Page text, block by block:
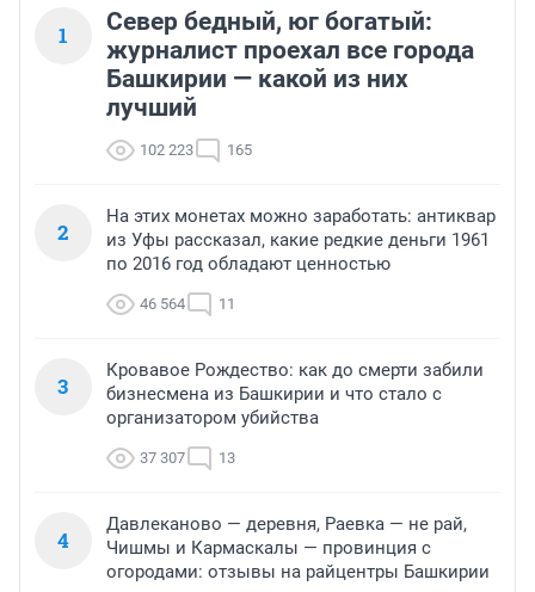
1
Север бедный, юг богатый:
журналист проехал все города
Башкирии — какой из них
лучший
102 223 165
2
На этих монетах можно заработать: антиквар
из Уфы рассказал, какие редкие деньги 1961
по 2016 год обладают ценностью
46 564 11
3
Кровавое Рождество: как до смерти забили
бизнесмена из Башкирии и что стало с
организатором убийства
37 307 13
4
Давлеканово — деревня, Раевка — не рай,
Чишмы и Кармаскалы — провинция с
огородами: отзывы на райцентры Башкирии